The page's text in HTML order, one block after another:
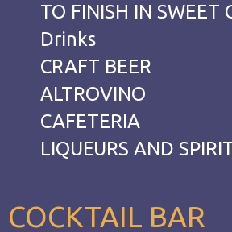
TO FINISH IN SWEET
Drinks
CRAFT BEER
ALTROVINO
CAFETERIA
LIQUEURS AND
COCKTAIL BAR